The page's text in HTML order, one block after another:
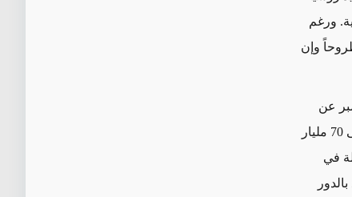
ورغم
وإن
عن
خطط لتعزيز التجارة الثنائية ورفع قيمتها الحالية المتراوحة بين 3 و5 مليارات دولار إلى 70 مليار
في
بالدور